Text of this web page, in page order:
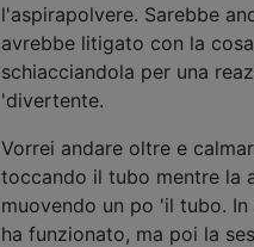
l'aspirapolvere. Sarebbe
avrebbe litigato con la
schiacciandola per una
'divertente.
Vorrei andare oltre e
toccando il tubo mentre la
muovendo un po 'il tubo.
ha funzionato, ma poi la